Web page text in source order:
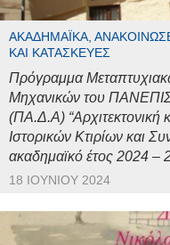
ΑΚΑΔΗΜΑΪΚΆ,
ΚΑΙ ΚΑΤΑΣΚΕΥΈΣ
Πρόγραμμα
Μηχανικών του
(ΠΑ.Δ.Α) “Αρχιτεκτονική
Ιστορικών Κτιρίων και
ακαδημαϊκό έτος 2024 –
18 ΙΟΥΝΊΟΥ 2024